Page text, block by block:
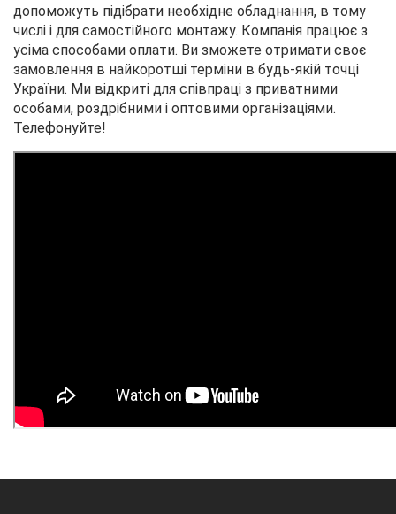
допоможуть підібрати необхідне обладнання, в тому
числі і для самостійного монтажу. Компанія працює з
усіма способами оплати. Ви зможете отримати своє
замовлення в найкоротші терміни в будь-якій точці
України. Ми відкриті для співпраці з приватними
особами, роздрібними і оптовими організаціями.
Телефонуйте!